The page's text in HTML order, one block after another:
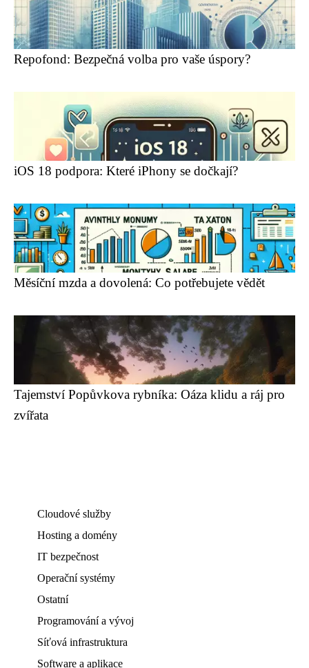
Repofond: Bezpečná volba pro vaše úspory?
iOS 18 podpora: Které iPhony se dočkají?
Měsíční mzda a dovolená: Co potřebujete vědět
Tajemství Popůvkova rybníka: Oáza klidu a ráj pro
zvířata
Cloudové služby
Hosting a domény
IT bezpečnost
Operační systémy
Ostatní
Programování a vývoj
Síťová infrastruktura
Software a aplikace